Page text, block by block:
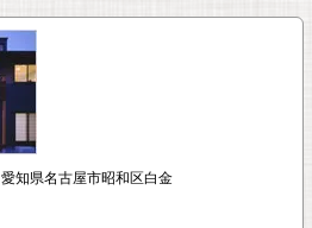
愛知県名古屋市昭和区白金